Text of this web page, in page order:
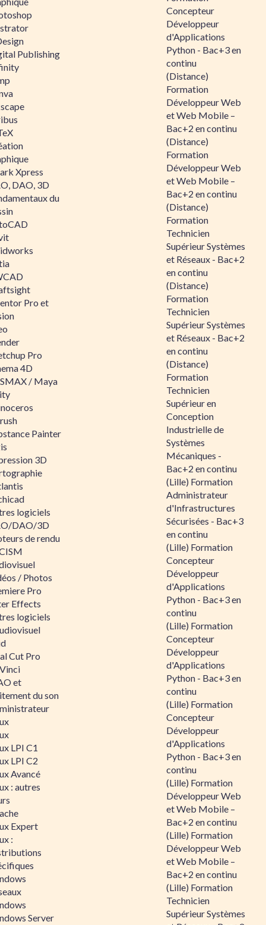
Publishing
Xpress
DAO, 3D
du
Pro et
Pro
4D
/ Maya
Painter
3D
logiciels
DAO/3D
de rendu
/ Photos
Pro
Effects
logiciels
Cut Pro
et
du son
LPI C1
LPI C2
Avancé
: autres
Expert
:
Server
Concepteur
Développeur
d'Applications
Python - Bac+3 en
continu
(Distance)
Formation
Développeur Web
et Web Mobile –
Bac+2 en continu
(Distance)
Formation
Développeur Web
et Web Mobile –
Bac+2 en continu
(Distance)
Formation
Technicien
Supérieur Systèmes
et Réseaux - Bac+2
en continu
(Distance)
Formation
Technicien
Supérieur Systèmes
et Réseaux - Bac+2
en continu
(Distance)
Formation
Technicien
Supérieur en
Conception
Industrielle de
Systèmes
Mécaniques -
Bac+2 en continu
(Lille) Formation
Administrateur
d'Infrastructures
Sécurisées - Bac+3
en continu
(Lille) Formation
Concepteur
Développeur
d'Applications
Python - Bac+3 en
continu
(Lille) Formation
Concepteur
Développeur
d'Applications
Python - Bac+3 en
continu
(Lille) Formation
Concepteur
Développeur
d'Applications
Python - Bac+3 en
continu
(Lille) Formation
Développeur Web
et Web Mobile –
Bac+2 en continu
(Lille) Formation
Développeur Web
et Web Mobile –
Bac+2 en continu
(Lille) Formation
Technicien
Supérieur Systèmes